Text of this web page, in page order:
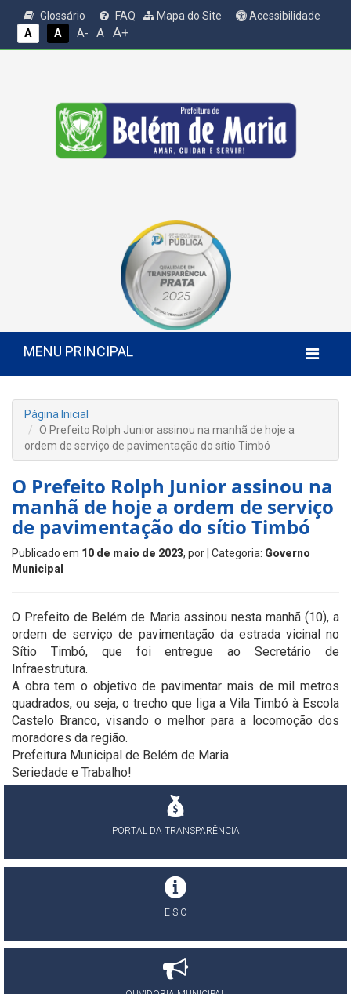
Glossário FAQ Mapa do Site
Acessibilidade
A
A A- A A+
MENU PRINCIPAL
Página Inicial
O Prefeito Rolph Junior assinou na manhã de hoje a
ordem de serviço de pavimentação do sítio Timbó
O Prefeito Rolph Junior assinou na
manhã de hoje a ordem de serviço
de pavimentação do sítio Timbó
Publicado em 10 de maio de 2023, por | Categoria: Governo
Municipal
O Prefeito de Belém de Maria assinou nesta manhã (10), a
ordem de serviço de pavimentação da estrada vicinal no
Sítio Timbó, que foi entregue ao Secretário de
Infraestrutura.
A obra tem o objetivo de pavimentar mais de mil metros
quadrados, ou seja, o trecho que liga a Vila Timbó à Escola
Castelo Branco, visando o melhor para a locomoção dos
moradores da região.
Prefeitura Municipal de Belém de Maria
Seriedade e Trabalho!
PORTAL DA TRANSPARÊNCIA
E-SIC